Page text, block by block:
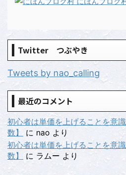
Twitter つぶやき
Tweets by nao_calling
最近のコメント
初心者は単価を上げることを意
数】 に nao より
初心者は単価を上げることを意
数】
に ラムー より